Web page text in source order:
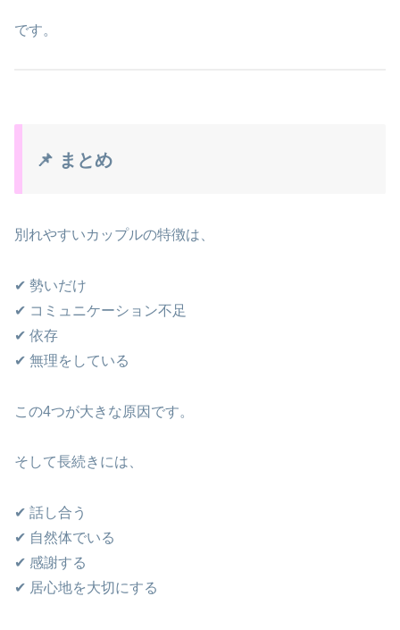
です。
📌 まとめ
別れやすいカップルの特徴は、
✔ 勢いだけ
✔ コミュニケーション不足
✔ 依存
✔ 無理をしている
この4つが大きな原因です。
そして長続きには、
✔ 話し合う
✔ 自然体でいる
✔ 感謝する
✔ 居心地を大切にする